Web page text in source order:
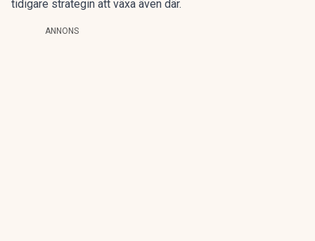
tidigare strategin att växa även där.
ANNONS